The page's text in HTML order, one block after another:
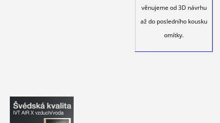
věnujeme od 3D návrhu
až do posledního kousku
omítky.